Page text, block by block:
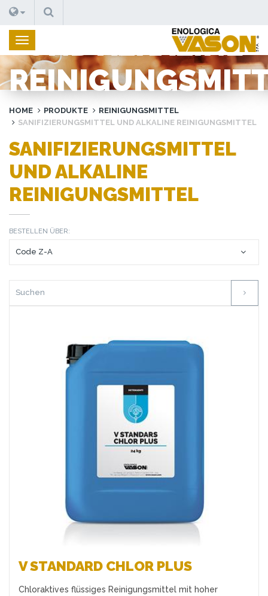
SUCHEN
UND ALKALINE
HOME PRODUKTE
REINIGUNGSMITTEL
SANIFIZIERUNGSMITTEL UND ALKALINE REINIGUNGSMITTEL
SANIFIZIERUNGSMITTEL
UND ALKALINE
REINIGUNGSMITTEL
BESTELLEN ÜBER:
V STANDARD CHLOR PLUS
Chloraktives flüssiges Reinigungsmittel mit hoher